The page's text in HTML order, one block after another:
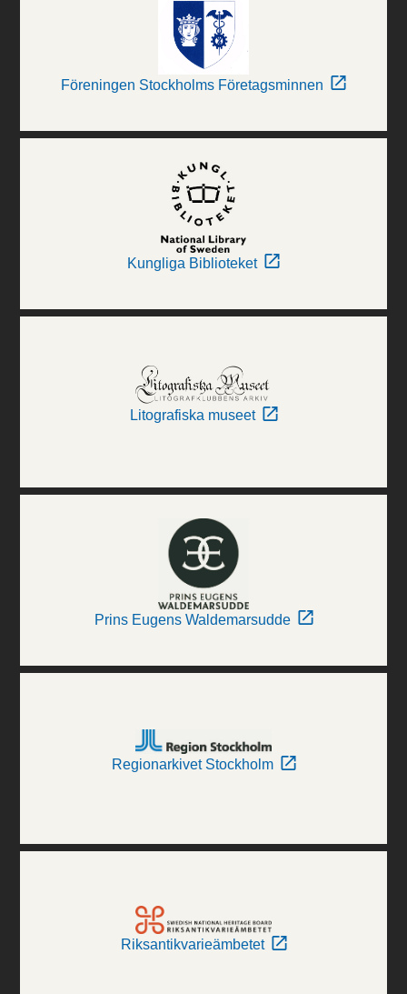
Föreningen Stockholms Företagsminnen
Kungliga Biblioteket
Litografiska museet
Prins Eugens Waldemarsudde
Regionarkivet Stockholm
Riksantikvarieämbetet